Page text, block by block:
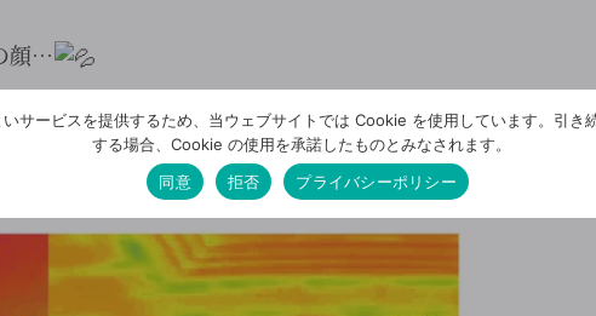
顔…
￣￣￣￣￣￣￣￣￣￣￣￣￣￣￣￣￣￣￣￣￣￣￣￣￣
ために、最も大切なことは、住宅の基本性能を高めること
くくなり、少ないエネルギーで上下温度差の少ない、快
いサービスを提供するため、当ウェブサイトでは Cookie を使用しています。引き
する場合、Cookie の使用を承諾したものとみなされます。
同意
拒否 プライバシーポリシー